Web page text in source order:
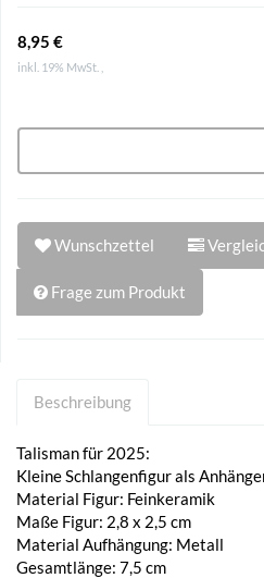
8,95 €
inkl. 19% MwSt. ,
Wunschzettel
Frage zum Produkt
Beschreibung
Talisman für 2025:
Kleine Schlangenfigur als
Material Figur: Feinkeramik
Maße Figur: 2,8 x 2,5 cm
Material Aufhängung: Metall
Gesamtlänge: 7,5 cm